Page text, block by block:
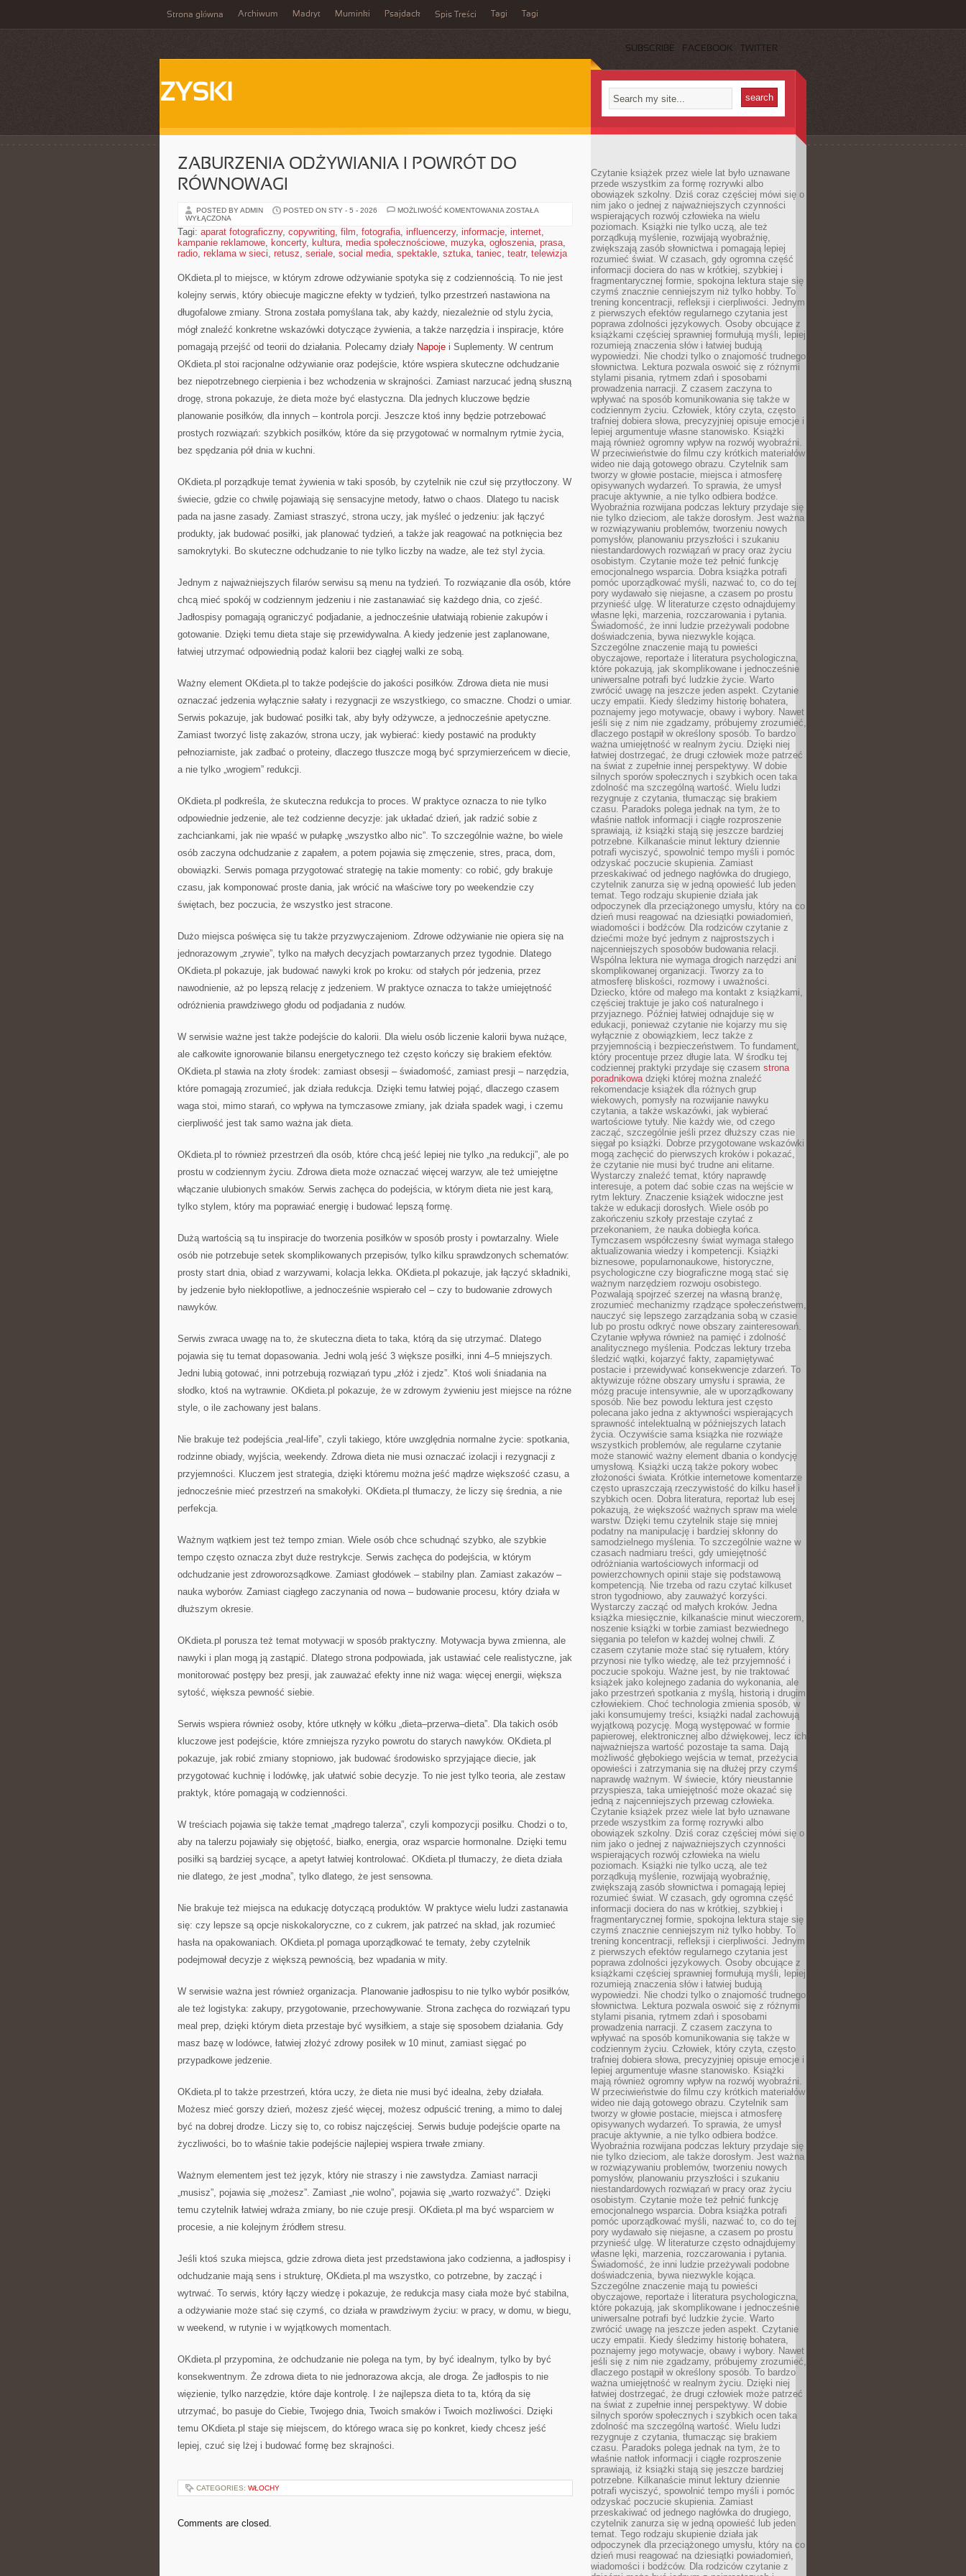
Strona główna Archiwum Madryt Muminki Psajdack Spis Treści Tagi Tagi
SUBSCRIBE FACEBOOK TWITTER
ZYSKI
ZABURZENIA ODŻYWIANIA I POWRÓT DO
RÓWNOWAGI
POSTED BY ADMIN POSTED ON STY - 5 - 2026 MOŻLIWOŚĆ KOMENTOWANIA ZABURZENIA
POWRÓT
DO
RÓWNOWAGI
ZOSTAŁA
WYŁĄCZONA
Tagi: aparat fotograficzny, copywriting, film, fotografia, influencerzy, informacje, internet,
kampanie reklamowe, koncerty, kultura, media społecznościowe, muzyka, ogłoszenia, prasa,
radio, reklama w sieci, retusz, seriale, social media, spektakle, sztuka, taniec, teatr, telewizja
OKdieta.pl to miejsce, w którym zdrowe odżywianie spotyka się z codziennością. To nie jest
kolejny serwis, który obiecuje magiczne efekty w tydzień, tylko przestrzeń nastawiona na
długofalowe zmiany. Strona została pomyślana tak, aby każdy, niezależnie od stylu życia,
mógł znaleźć konkretne wskazówki dotyczące żywienia, a także narzędzia i inspiracje, które
pomagają przejść od teorii do działania. Polecamy działy Napoje i Suplementy. W centrum
OKdieta.pl stoi racjonalne odżywianie oraz podejście, które wspiera skuteczne odchudzanie
bez niepotrzebnego cierpienia i bez wchodzenia w skrajności. Zamiast narzucać jedną słuszną
drogę, strona pokazuje, że dieta może być elastyczna. Dla jednych kluczowe będzie
planowanie posiłków, dla innych – kontrola porcji. Jeszcze ktoś inny będzie potrzebować
prostych rozwiązań: szybkich posiłków, które da się przygotować w normalnym rytmie życia,
bez spędzania pół dnia w kuchni.
OKdieta.pl porządkuje temat żywienia w taki sposób, by czytelnik nie czuł się przytłoczony. W
świecie, gdzie co chwilę pojawiają się sensacyjne metody, łatwo o chaos. Dlatego tu nacisk
pada na jasne zasady. Zamiast straszyć, strona uczy, jak myśleć o jedzeniu: jak łączyć
produkty, jak budować posiłki, jak planować tydzień, a także jak reagować na potknięcia bez
samokrytyki. Bo skuteczne odchudzanie to nie tylko liczby na wadze, ale też styl życia.
Jednym z najważniejszych filarów serwisu są menu na tydzień. To rozwiązanie dla osób, które
chcą mieć spokój w codziennym jedzeniu i nie zastanawiać się każdego dnia, co zjeść.
Jadłospisy pomagają ograniczyć podjadanie, a jednocześnie ułatwiają robienie zakupów i
gotowanie. Dzięki temu dieta staje się przewidywalna. A kiedy jedzenie jest zaplanowane,
łatwiej utrzymać odpowiednią podaż kalorii bez ciągłej walki ze sobą.
Ważny element OKdieta.pl to także podejście do jakości posiłków. Zdrowa dieta nie musi
oznaczać jedzenia wyłącznie sałaty i rezygnacji ze wszystkiego, co smaczne. Chodzi o umiar.
Serwis pokazuje, jak budować posiłki tak, aby były odżywcze, a jednocześnie apetyczne.
Zamiast tworzyć listę zakazów, strona uczy, jak wybierać: kiedy postawić na produkty
pełnoziarniste, jak zadbać o proteiny, dlaczego tłuszcze mogą być sprzymierzeńcem w diecie,
a nie tylko „wrogiem” redukcji.
OKdieta.pl podkreśla, że skuteczna redukcja to proces. W praktyce oznacza to nie tylko
odpowiednie jedzenie, ale też codzienne decyzje: jak układać dzień, jak radzić sobie z
zachciankami, jak nie wpaść w pułapkę „wszystko albo nic”. To szczególnie ważne, bo wiele
osób zaczyna odchudzanie z zapałem, a potem pojawia się zmęczenie, stres, praca, dom,
obowiązki. Serwis pomaga przygotować strategię na takie momenty: co robić, gdy brakuje
czasu, jak komponować proste dania, jak wrócić na właściwe tory po weekendzie czy
świętach, bez poczucia, że wszystko jest stracone.
Dużo miejsca poświęca się tu także przyzwyczajeniom. Zdrowe odżywianie nie opiera się na
jednorazowym „zrywie”, tylko na małych decyzjach powtarzanych przez tygodnie. Dlatego
OKdieta.pl pokazuje, jak budować nawyki krok po kroku: od stałych pór jedzenia, przez
nawodnienie, aż po lepszą relację z jedzeniem. W praktyce oznacza to także umiejętność
odróżnienia prawdziwego głodu od podjadania z nudów.
W serwisie ważne jest także podejście do kalorii. Dla wielu osób liczenie kalorii bywa nużące,
ale całkowite ignorowanie bilansu energetycznego też często kończy się brakiem efektów.
OKdieta.pl stawia na złoty środek: zamiast obsesji – świadomość, zamiast presji – narzędzia,
które pomagają zrozumieć, jak działa redukcja. Dzięki temu łatwiej pojąć, dlaczego czasem
waga stoi, mimo starań, co wpływa na tymczasowe zmiany, jak działa spadek wagi, i czemu
cierpliwość jest tak samo ważna jak dieta.
OKdieta.pl to również przestrzeń dla osób, które chcą jeść lepiej nie tylko „na redukcji”, ale po
prostu w codziennym życiu. Zdrowa dieta może oznaczać więcej warzyw, ale też umiejętne
włączanie ulubionych smaków. Serwis zachęca do podejścia, w którym dieta nie jest karą,
tylko stylem, który ma poprawiać energię i budować lepszą formę.
Dużą wartością są tu inspiracje do tworzenia posiłków w sposób prosty i powtarzalny. Wiele
osób nie potrzebuje setek skomplikowanych przepisów, tylko kilku sprawdzonych schematów:
prosty start dnia, obiad z warzywami, kolacja lekka. OKdieta.pl pokazuje, jak łączyć składniki,
by jedzenie było niekłopotliwe, a jednocześnie wspierało cel – czy to budowanie zdrowych
nawyków.
Serwis zwraca uwagę na to, że skuteczna dieta to taka, którą da się utrzymać. Dlatego
pojawia się tu temat dopasowania. Jedni wolą jeść 3 większe posiłki, inni 4–5 mniejszych.
Jedni lubią gotować, inni potrzebują rozwiązań typu „złóż i zjedz”. Ktoś woli śniadania na
słodko, ktoś na wytrawnie. OKdieta.pl pokazuje, że w zdrowym żywieniu jest miejsce na różne
style, o ile zachowany jest balans.
Nie brakuje też podejścia „real-life”, czyli takiego, które uwzględnia normalne życie: spotkania,
rodzinne obiady, wyjścia, weekendy. Zdrowa dieta nie musi oznaczać izolacji i rezygnacji z
przyjemności. Kluczem jest strategia, dzięki któremu można jeść mądrze większość czasu, a
jednocześnie mieć przestrzeń na smakołyki. OKdieta.pl tłumaczy, że liczy się średnia, a nie
perfekcja.
Ważnym wątkiem jest też tempo zmian. Wiele osób chce schudnąć szybko, ale szybkie
tempo często oznacza zbyt duże restrykcje. Serwis zachęca do podejścia, w którym
odchudzanie jest zdroworozsądkowe. Zamiast głodówek – stabilny plan. Zamiast zakazów –
nauka wyborów. Zamiast ciągłego zaczynania od nowa – budowanie procesu, który działa w
dłuższym okresie.
OKdieta.pl porusza też temat motywacji w sposób praktyczny. Motywacja bywa zmienna, ale
nawyki i plan mogą ją zastąpić. Dlatego strona podpowiada, jak ustawiać cele realistyczne, jak
monitorować postępy bez presji, jak zauważać efekty inne niż waga: więcej energii, większa
sytość, większa pewność siebie.
Serwis wspiera również osoby, które utknęły w kółku „dieta–przerwa–dieta”. Dla takich osób
kluczowe jest podejście, które zmniejsza ryzyko powrotu do starych nawyków. OKdieta.pl
pokazuje, jak robić zmiany stopniowo, jak budować środowisko sprzyjające diecie, jak
przygotować kuchnię i lodówkę, jak ułatwić sobie decyzje. To nie jest tylko teoria, ale zestaw
praktyk, które pomagają w codzienności.
W treściach pojawia się także temat „mądrego talerza”, czyli kompozycji posiłku. Chodzi o to,
aby na talerzu pojawiały się objętość, białko, energia, oraz wsparcie hormonalne. Dzięki temu
posiłki są bardziej sycące, a apetyt łatwiej kontrolować. OKdieta.pl tłumaczy, że dieta działa
nie dlatego, że jest „modna”, tylko dlatego, że jest sensowna.
Nie brakuje też miejsca na edukację dotyczącą produktów. W praktyce wielu ludzi zastanawia
się: czy lepsze są opcje niskokaloryczne, co z cukrem, jak patrzeć na skład, jak rozumieć
hasła na opakowaniach. OKdieta.pl pomaga uporządkować te tematy, żeby czytelnik
podejmował decyzje z większą pewnością, bez wpadania w mity.
W serwisie ważna jest również organizacja. Planowanie jadłospisu to nie tylko wybór posiłków,
ale też logistyka: zakupy, przygotowanie, przechowywanie. Strona zachęca do rozwiązań typu
meal prep, dzięki którym dieta przestaje być wysiłkiem, a staje się sposobem działania. Gdy
masz bazę w lodówce, łatwiej złożyć zdrowy posiłek w 10 minut, zamiast sięgać po
przypadkowe jedzenie.
OKdieta.pl to także przestrzeń, która uczy, że dieta nie musi być idealna, żeby działała.
Możesz mieć gorszy dzień, możesz zjeść więcej, możesz odpuścić trening, a mimo to dalej
być na dobrej drodze. Liczy się to, co robisz najczęściej. Serwis buduje podejście oparte na
życzliwości, bo to właśnie takie podejście najlepiej wspiera trwałe zmiany.
Ważnym elementem jest też język, który nie straszy i nie zawstydza. Zamiast narracji
„musisz”, pojawia się „możesz”. Zamiast „nie wolno”, pojawia się „warto rozważyć”. Dzięki
temu czytelnik łatwiej wdraża zmiany, bo nie czuje presji. OKdieta.pl ma być wsparciem w
procesie, a nie kolejnym źródłem stresu.
Jeśli ktoś szuka miejsca, gdzie zdrowa dieta jest przedstawiona jako codzienna, a jadłospisy i
odchudzanie mają sens i strukturę, OKdieta.pl ma wszystko, co potrzebne, by zacząć i
wytrwać. To serwis, który łączy wiedzę i pokazuje, że redukcja masy ciała może być stabilna,
a odżywianie może stać się czymś, co działa w prawdziwym życiu: w pracy, w domu, w biegu,
w weekend, w rutynie i w wyjątkowych momentach.
OKdieta.pl przypomina, że odchudzanie nie polega na tym, by być idealnym, tylko by być
konsekwentnym. Że zdrowa dieta to nie jednorazowa akcja, ale droga. Że jadłospis to nie
więzienie, tylko narzędzie, które daje kontrolę. I że najlepsza dieta to ta, którą da się
utrzymać, bo pasuje do Ciebie, Twojego dnia, Twoich smaków i Twoich możliwości. Dzięki
temu OKdieta.pl staje się miejscem, do którego wraca się po konkret, kiedy chcesz jeść
lepiej, czuć się lżej i budować formę bez skrajności.
CATEGORIES: WŁOCHY
Comments are closed.
Czytanie książek przez wiele lat było uznawane
przede wszystkim za formę rozrywki albo
obowiązek szkolny. Dziś coraz częściej mówi się o
nim jako o jednej z najważniejszych czynności
wspierających rozwój człowieka na wielu
poziomach. Książki nie tylko uczą, ale też
porządkują myślenie, rozwijają wyobraźnię,
zwiększają zasób słownictwa i pomagają lepiej
rozumieć świat. W czasach, gdy ogromna część
informacji dociera do nas w krótkiej, szybkiej i
fragmentarycznej formie, spokojna lektura staje się
czymś znacznie cenniejszym niż tylko hobby. To
trening koncentracji, refleksji i cierpliwości. Jednym
z pierwszych efektów regularnego czytania jest
poprawa zdolności językowych. Osoby obcujące z
książkami częściej sprawniej formułują myśli, lepiej
rozumieją znaczenia słów i łatwiej budują
wypowiedzi. Nie chodzi tylko o znajomość trudnego
słownictwa. Lektura pozwala oswoić się z różnymi
stylami pisania, rytmem zdań i sposobami
prowadzenia narracji. Z czasem zaczyna to
wpływać na sposób komunikowania się także w
codziennym życiu. Człowiek, który czyta, często
trafniej dobiera słowa, precyzyjniej opisuje emocje i
lepiej argumentuje własne stanowisko. Książki
mają również ogromny wpływ na rozwój wyobraźni.
W przeciwieństwie do filmu czy krótkich materiałów
wideo nie dają gotowego obrazu. Czytelnik sam
tworzy w głowie postacie, miejsca i atmosferę
opisywanych wydarzeń. To sprawia, że umysł
pracuje aktywnie, a nie tylko odbiera bodźce.
Wyobraźnia rozwijana podczas lektury przydaje się
nie tylko dzieciom, ale także dorosłym. Jest ważna
w rozwiązywaniu problemów, tworzeniu nowych
pomysłów, planowaniu przyszłości i szukaniu
niestandardowych rozwiązań w pracy oraz życiu
osobistym. Czytanie może też pełnić funkcję
emocjonalnego wsparcia. Dobra książka potrafi
pomóc uporządkować myśli, nazwać to, co do tej
pory wydawało się niejasne, a czasem po prostu
przynieść ulgę. W literaturze często odnajdujemy
własne lęki, marzenia, rozczarowania i pytania.
Świadomość, że inni ludzie przeżywali podobne
doświadczenia, bywa niezwykle kojąca.
Szczególne znaczenie mają tu powieści
obyczajowe, reportaże i literatura psychologiczna,
które pokazują, jak skomplikowane i jednocześnie
uniwersalne potrafi być ludzkie życie. Warto
zwrócić uwagę na jeszcze jeden aspekt. Czytanie
uczy empatii. Kiedy śledzimy historię bohatera,
poznajemy jego motywacje, obawy i wybory. Nawet
jeśli się z nim nie zgadzamy, próbujemy zrozumieć,
dlaczego postąpił w określony sposób. To bardzo
ważna umiejętność w realnym życiu. Dzięki niej
łatwiej dostrzegać, że drugi człowiek może patrzeć
na świat z zupełnie innej perspektywy. W dobie
silnych sporów społecznych i szybkich ocen taka
zdolność ma szczególną wartość. Wielu ludzi
rezygnuje z czytania, tłumacząc się brakiem
czasu. Paradoks polega jednak na tym, że to
właśnie natłok informacji i ciągłe rozproszenie
sprawiają, iż książki stają się jeszcze bardziej
potrzebne. Kilkanaście minut lektury dziennie
potrafi wyciszyć, spowolnić tempo myśli i pomóc
odzyskać poczucie skupienia. Zamiast
przeskakiwać od jednego nagłówka do drugiego,
czytelnik zanurza się w jedną opowieść lub jeden
temat. Tego rodzaju skupienie działa jak
odpoczynek dla przeciążonego umysłu, który na co
dzień musi reagować na dziesiątki powiadomień,
wiadomości i bodźców. Dla rodziców czytanie z
dziećmi może być jednym z najprostszych i
najcenniejszych sposobów budowania relacji.
Wspólna lektura nie wymaga drogich narzędzi ani
skomplikowanej organizacji. Tworzy za to
atmosferę bliskości, rozmowy i uważności.
Dziecko, które od małego ma kontakt z książkami,
częściej traktuje je jako coś naturalnego i
przyjaznego. Później łatwiej odnajduje się w
edukacji, ponieważ czytanie nie kojarzy mu się
wyłącznie z obowiązkiem, lecz także z
przyjemnością i bezpieczeństwem. To fundament,
który procentuje przez długie lata. W środku tej
codziennej praktyki przydaje się czasem strona
poradnikowadzięki której można znaleźć
rekomendacje książek dla różnych grup
wiekowych, pomysły na rozwijanie nawyku
czytania, a także wskazówki, jak wybierać
wartościowe tytuły. Nie każdy wie, od czego
zacząć, szczególnie jeśli przez dłuższy czas nie
sięgał po książki. Dobrze przygotowane wskazówki
mogą zachęcić do pierwszych kroków i pokazać,
że czytanie nie musi być trudne ani elitarne.
Wystarczy znaleźć temat, który naprawdę
interesuje, a potem dać sobie czas na wejście w
rytm lektury. Znaczenie książek widoczne jest
także w edukacji dorosłych. Wiele osób po
zakończeniu szkoły przestaje czytać z
przekonaniem, że nauka dobiegła końca.
Tymczasem współczesny świat wymaga stałego
aktualizowania wiedzy i kompetencji. Książki
biznesowe, popularnonaukowe, historyczne,
psychologiczne czy biograficzne mogą stać się
ważnym narzędziem rozwoju osobistego.
Pozwalają spojrzeć szerzej na własną branżę,
zrozumieć mechanizmy rządzące społeczeństwem,
nauczyć się lepszego zarządzania sobą w czasie
lub po prostu odkryć nowe obszary zainteresowań.
Czytanie wpływa również na pamięć i zdolność
analitycznego myślenia. Podczas lektury trzeba
śledzić wątki, kojarzyć fakty, zapamiętywać
postacie i przewidywać konsekwencje zdarzeń. To
aktywizuje różne obszary umysłu i sprawia, że
mózg pracuje intensywnie, ale w uporządkowany
sposób. Nie bez powodu lektura jest często
polecana jako jedna z aktywności wspierających
sprawność intelektualną w późniejszych latach
życia. Oczywiście sama książka nie rozwiąże
wszystkich problemów, ale regularne czytanie
może stanowić ważny element dbania o kondycję
umysłową. Książki uczą także pokory wobec
złożoności świata. Krótkie internetowe komentarze
często upraszczają rzeczywistość do kilku haseł i
szybkich ocen. Dobra literatura, reportaż lub esej
pokazują, że większość ważnych spraw ma wiele
warstw. Dzięki temu czytelnik staje się mniej
podatny na manipulację i bardziej skłonny do
samodzielnego myślenia. To szczególnie ważne w
czasach nadmiaru treści, gdy umiejętność
odróżniania wartościowych informacji od
powierzchownych opinii staje się podstawową
kompetencją. Nie trzeba od razu czytać kilkuset
stron tygodniowo, aby zauważyć korzyści.
Wystarczy zacząć od małych kroków. Jedna
książka miesięcznie, kilkanaście minut wieczorem,
noszenie książki w torbie zamiast bezwiednego
sięgania po telefon w każdej wolnej chwili. Z
czasem czytanie może stać się rytuałem, który
przynosi nie tylko wiedzę, ale też przyjemność i
poczucie spokoju. Ważne jest, by nie traktować
książek jako kolejnego zadania do wykonania, ale
jako przestrzeń spotkania z myślą, historią i drugim
człowiekiem. Choć technologia zmienia sposób, w
jaki konsumujemy treści, książki nadal zachowują
wyjątkową pozycję. Mogą występować w formie
papierowej, elektronicznej albo dźwiękowej, lecz ich
najważniejsza wartość pozostaje ta sama. Dają
możliwość głębokiego wejścia w temat, przeżycia
opowieści i zatrzymania się na dłużej przy czymś
naprawdę ważnym. W świecie, który nieustannie
przyspiesza, taka umiejętność może okazać się
jedną z najcenniejszych przewag człowieka.
Czytanie książek przez wiele lat było uznawane
przede wszystkim za formę rozrywki albo
obowiązek szkolny. Dziś coraz częściej mówi się o
nim jako o jednej z najważniejszych czynności
wspierających rozwój człowieka na wielu
poziomach. Książki nie tylko uczą, ale też
porządkują myślenie, rozwijają wyobraźnię,
zwiększają zasób słownictwa i pomagają lepiej
rozumieć świat. W czasach, gdy ogromna część
informacji dociera do nas w krótkiej, szybkiej i
fragmentarycznej formie, spokojna lektura staje się
czymś znacznie cenniejszym niż tylko hobby. To
trening koncentracji, refleksji i cierpliwości. Jednym
z pierwszych efektów regularnego czytania jest
poprawa zdolności językowych. Osoby obcujące z
książkami częściej sprawniej formułują myśli, lepiej
rozumieją znaczenia słów i łatwiej budują
wypowiedzi. Nie chodzi tylko o znajomość trudnego
słownictwa. Lektura pozwala oswoić się z różnymi
stylami pisania, rytmem zdań i sposobami
prowadzenia narracji. Z czasem zaczyna to
wpływać na sposób komunikowania się także w
codziennym życiu. Człowiek, który czyta, często
trafniej dobiera słowa, precyzyjniej opisuje emocje i
lepiej argumentuje własne stanowisko. Książki
mają również ogromny wpływ na rozwój wyobraźni.
W przeciwieństwie do filmu czy krótkich materiałów
wideo nie dają gotowego obrazu. Czytelnik sam
tworzy w głowie postacie, miejsca i atmosferę
opisywanych wydarzeń. To sprawia, że umysł
pracuje aktywnie, a nie tylko odbiera bodźce.
Wyobraźnia rozwijana podczas lektury przydaje się
nie tylko dzieciom, ale także dorosłym. Jest ważna
w rozwiązywaniu problemów, tworzeniu nowych
pomysłów, planowaniu przyszłości i szukaniu
niestandardowych rozwiązań w pracy oraz życiu
osobistym. Czytanie może też pełnić funkcję
emocjonalnego wsparcia. Dobra książka potrafi
pomóc uporządkować myśli, nazwać to, co do tej
pory wydawało się niejasne, a czasem po prostu
przynieść ulgę. W literaturze często odnajdujemy
własne lęki, marzenia, rozczarowania i pytania.
Świadomość, że inni ludzie przeżywali podobne
doświadczenia, bywa niezwykle kojąca.
Szczególne znaczenie mają tu powieści
obyczajowe, reportaże i literatura psychologiczna,
które pokazują, jak skomplikowane i jednocześnie
uniwersalne potrafi być ludzkie życie. Warto
zwrócić uwagę na jeszcze jeden aspekt. Czytanie
uczy empatii. Kiedy śledzimy historię bohatera,
poznajemy jego motywacje, obawy i wybory. Nawet
jeśli się z nim nie zgadzamy, próbujemy zrozumieć,
dlaczego postąpił w określony sposób. To bardzo
ważna umiejętność w realnym życiu. Dzięki niej
łatwiej dostrzegać, że drugi człowiek może patrzeć
na świat z zupełnie innej perspektywy. W dobie
silnych sporów społecznych i szybkich ocen taka
zdolność ma szczególną wartość. Wielu ludzi
rezygnuje z czytania, tłumacząc się brakiem
czasu. Paradoks polega jednak na tym, że to
właśnie natłok informacji i ciągłe rozproszenie
sprawiają, iż książki stają się jeszcze bardziej
potrzebne. Kilkanaście minut lektury dziennie
potrafi wyciszyć, spowolnić tempo myśli i pomóc
odzyskać poczucie skupienia. Zamiast
przeskakiwać od jednego nagłówka do drugiego,
czytelnik zanurza się w jedną opowieść lub jeden
temat. Tego rodzaju skupienie działa jak
odpoczynek dla przeciążonego umysłu, który na co
dzień musi reagować na dziesiątki powiadomień,
wiadomości i bodźców. Dla rodziców czytanie z